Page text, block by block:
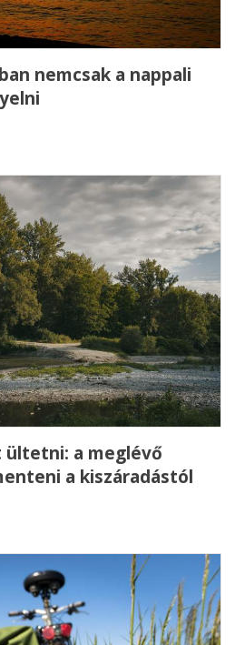
nemcsak a nappali
a meglévő
a kiszáradástól